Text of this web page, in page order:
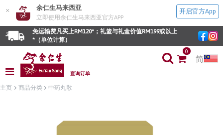
× 余仁生马来西亚
立即使用余仁生马来西亚官方APP
开启官方App
免运输费凡买上RM120*；礼篮与礼盒价值RM199或以上
*（单位计算）
查询订单
0
简
主页 商品分类 中药丸散